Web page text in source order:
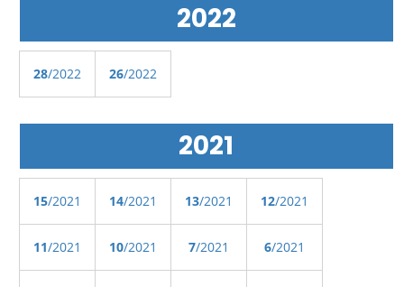
2022
28/2022 26/2022
2021
15/2021 14/2021 13/2021 12/2021
11/2021 10/2021 7/2021 6/2021